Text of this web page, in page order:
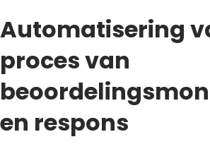
Automatisering
proces van
en respons